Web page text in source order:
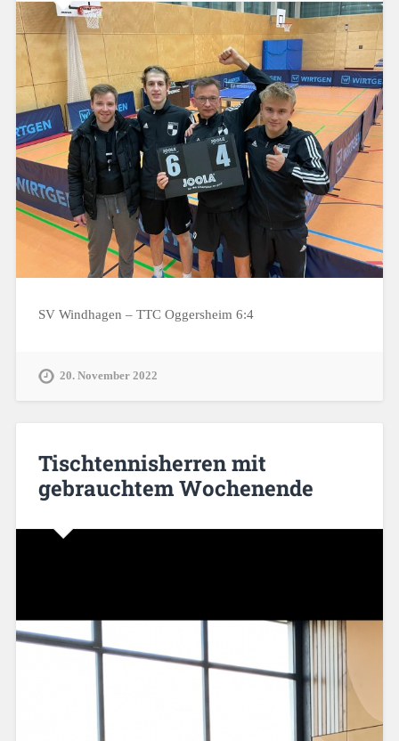
SV Windhagen – TTC Oggersheim 6:4
20. November 2022
Tischtennisherren mit
gebrauchtem Wochenende